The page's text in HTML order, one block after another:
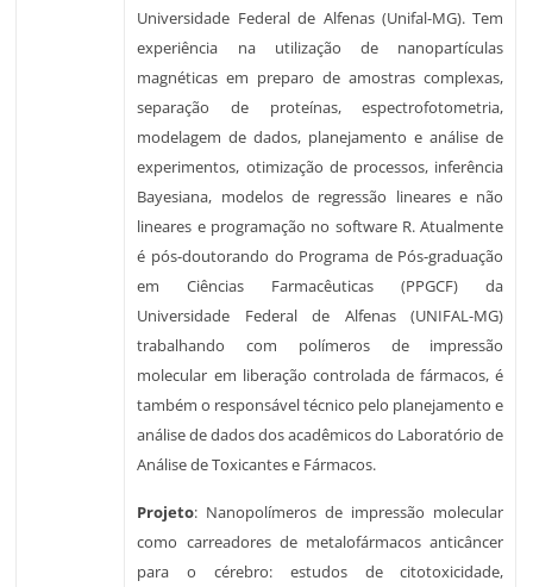
Universidade Federal de Alfenas (Unifal-MG). Tem
experiência na utilização de nanopartículas
magnéticas em preparo de amostras complexas,
separação de proteínas, espectrofotometria,
modelagem de dados, planejamento e análise de
experimentos, otimização de processos, inferência
Bayesiana, modelos de regressão lineares e não
lineares e programação no software R. Atualmente
é pós-doutorando do Programa de Pós-graduação
em Ciências Farmacêuticas (PPGCF) da
Universidade Federal de Alfenas (UNIFAL-MG)
trabalhando com polímeros de impressão
molecular em liberação controlada de fármacos, é
também o responsável técnico pelo planejamento e
análise de dados dos acadêmicos do Laboratório de
Análise de Toxicantes e Fármacos.
Projeto: Nanopolímeros de impressão molecular
como carreadores de metalofármacos anticâncer
para o cérebro: estudos de citotoxicidade,